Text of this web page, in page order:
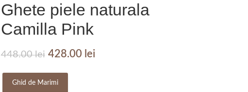
Ghete piele naturala
Camilla Pink
448.00lei 428.00 lei
Ghid de Marimi